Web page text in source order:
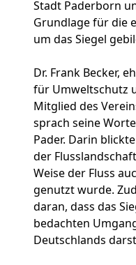
Stadt Paderborn
Grundlage für die
um das Siegel
Dr. Frank Becker,
für Umweltschutz
Mitglied des
sprach seine
Pader. Darin
der
Weise der Fluss
genutzt wurde.
daran, dass das
bedachten
Deutschlands